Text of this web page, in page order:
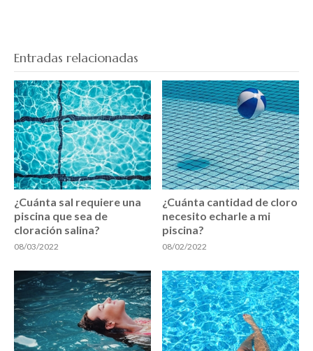
Entradas relacionadas
¿Cuánta sal requiere una
piscina que sea de
cloración salina?
08/03/2022
¿Cuánta cantidad de cloro
necesito echarle a mi
piscina?
08/02/2022